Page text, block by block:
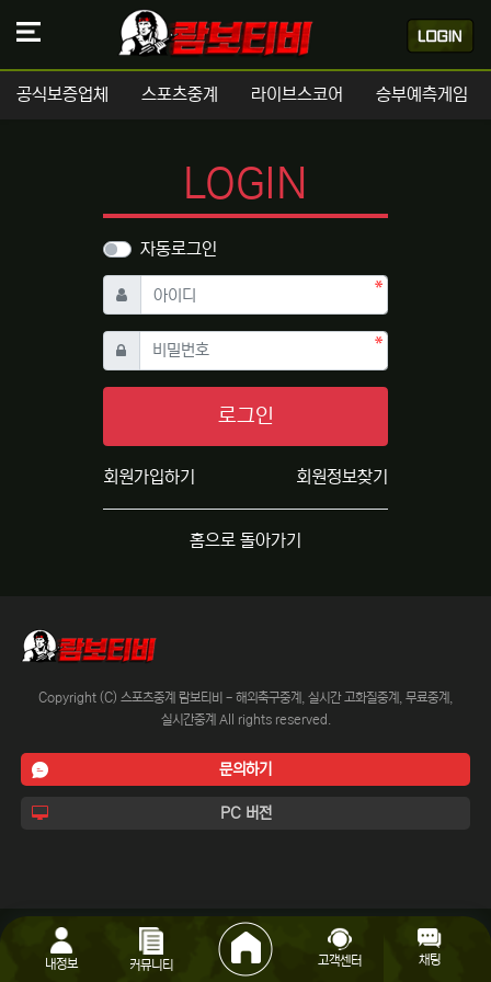
공식보증업체 스포츠중계 라이브스코어 승부예측게임
LOGIN
자동로그인
아이디 필수
비밀번호필수
로그인
회원가입하기 회원정보찾기
홈으로 돌아가기
Copyright (C) 스포츠중계 람보티비 - 해외축구중계, 실시간 고화질중계, 무료중계,
실시간중계 All rights reserved.
문의하기
PC 버전
내정보 커뮤니티 고객센터 채팅